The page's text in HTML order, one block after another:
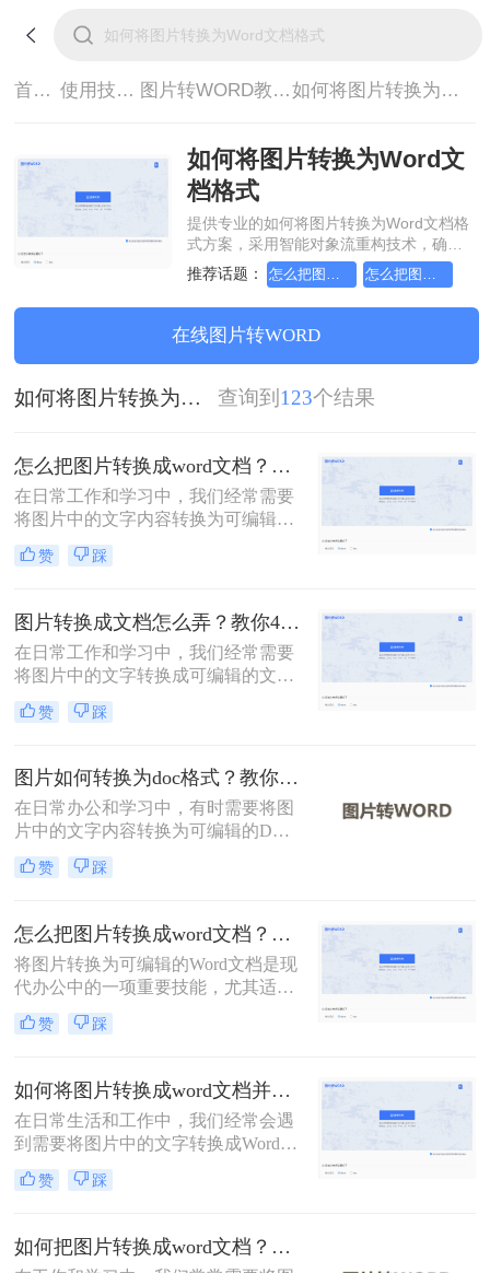
首页> 使用技巧> 图片转WORD教程> 如何将图片转换为Word文档格式
如何将图片转换为Word文
档格式
提供专业的如何将图片转换为Word文档格
式方案，采用智能对象流重构技术，确保
文档1:1高保真还原且排版不乱码。支持一
键批量处理，全链路 SSL 加密保障隐私安
全。助您快速实现如何将图片转换为Word
文档格式，无需安装，高效办公。
推荐话题：
在线图片转WORD
如何将图片转换为Word文档格式 查询到 123个结果
怎么把图片转换成word文档？这三个方法帮你轻松解决！
在日常工作和学习中，我们经常需要
将图片中的文字内容转换为可编辑的
Word文档。这一需求可以通过多种方
法实现，每种方法都有其独特的优势
word文档呢？本文将详细介绍三种常
用的图片转Word文档的方法，并探讨
其优缺点，同时推荐一些实用的工
具。
赞 踩
图片转换成文档怎么弄？教你4种方法！
在日常工作和学习中，我们经常需要
将图片中的文字转换成可编辑的文档
格式。无论是为了编辑、保存还是分
享，将图片转换成文档都是一个非常
么弄呢？本文将介绍四种将图片转换
成文档的方法。
赞 踩
图片如何转换为doc格式？教你3种高效转换方法！
在日常办公和学习中，有时需要将图
片中的文字内容转换为可编辑的DOC
格式文档。那么图片如何转换为doc
格式呢？本文将介绍三种将图片转换
赞 踩
怎么把图片转换成word文档？梳理3种主流转换方法！
将图片转换为可编辑的Word文档是现
代办公中的一项重要技能，尤其适用
于处理扫描件、截图或照片中的文字
内容。那么怎么把图片转换成word文
法，助您精准选择最佳方案。
赞 踩
如何将图片转换成word文档并编辑？这2个方法了解一下！
在日常生活和工作中，我们经常会遇
到需要将图片中的文字转换成Word文
档并进行编辑的情况。无论是为了保
存资料、修改内容，还是为了更高效
要。那么如何将图片转换成word文档
并编辑呢？本文将介绍两种常用的方
赞 踩
如何把图片转换成word文档？这二个方法学会省时省力！